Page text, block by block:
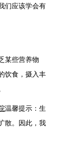
们应该学会有
某些营养物
饮食，摄入丰
温馨提示：生
散。因此，我